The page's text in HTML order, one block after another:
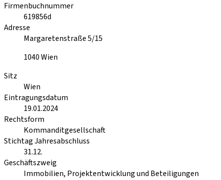
Firmenbuchnummer
619856d
Adresse
Margaretenstraße 5/15
1040Wien
Sitz
Wien
Eintragungsdatum
19.01.2024
Rechtsform
Kommanditgesellschaft
Stichtag Jahresabschluss
31.12.
Geschäftszweig
Immobilien, Projektentwicklung und Beteiligungen